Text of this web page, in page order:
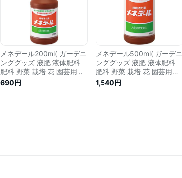
メネデール200ml( ガーデニ
ンググッズ 液肥 液体肥料
肥料 野菜 栽培 花 園芸用品
農業資材 家庭菜園 農業用品
園芸 農業 資材 ガーデニン
690円
メネデール500ml( ガーデニ
ンググッズ 液肥 液体肥料
肥料 野菜 栽培 花 園芸用品
農業資材 家庭菜園 農業用品
園芸 農業 資材 ガーデニン
1,540円